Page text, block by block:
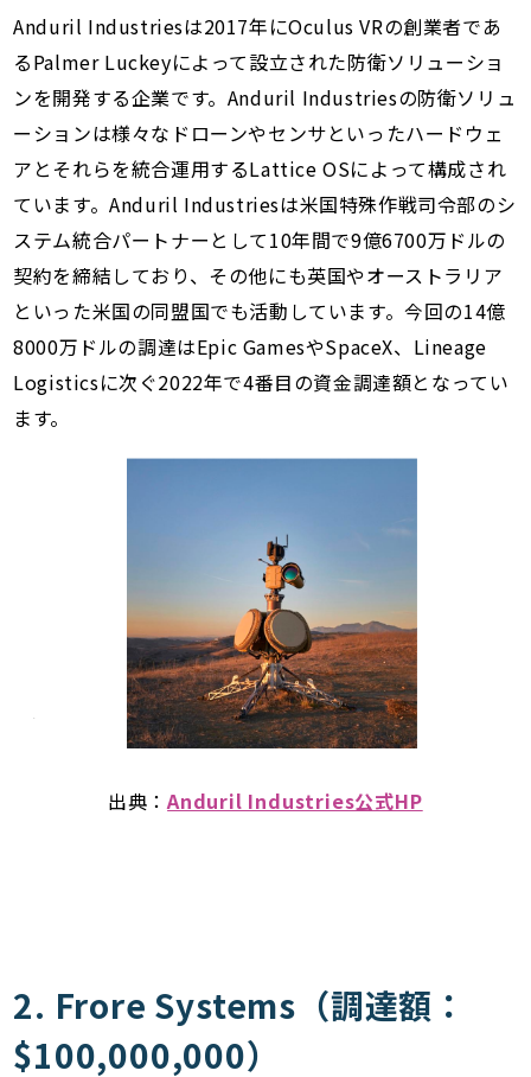
Anduril Industriesは2017年にOculus VRの創業者であ
るPalmer Luckeyによって設立された防衛ソリューショ
ンを開発する企業です。Anduril Industriesの防衛ソリュ
ーションは様々なドローンやセンサといったハードウェ
アとそれらを統合運用するLattice OSによって構成され
ています。Anduril Industriesは米国特殊作戦司令部のシ
ステム統合パートナーとして10年間で9億6700万ドルの
契約を締結しており、その他にも英国やオーストラリア
といった米国の同盟国でも活動しています。今回の14億
8000万ドルの調達はEpic GamesやSpaceX、Lineage
Logisticsに次ぐ2022年で4番目の資金調達額となってい
ます。
出典：Anduril Industries公式HP
2. Frore Systems（調達額：
$100,000,000）